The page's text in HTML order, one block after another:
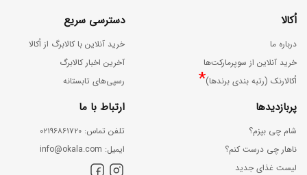
اُکالا
درباره ما
خرید آنلاین از سوپرمارکت‌ها
اُکالارنک (رتبه بندی برندها)*
دسترسی سریع
خرید آنلاین با کالابرگ از اُکالا
آخرین اخبار کالابرگ
رسپی‌های تابستانه
پربازدیدها
شام چی بپزم؟
ناهار چی درست کنم؟
لیست غذای جدید
ارتباط با ما
ﺗﻠﻔﻦ ﺗﻤﺎس: ۰۲۱۹۶۸۶۱۷۲۰
اﯾﻤﯿﻞ: info@okala.com